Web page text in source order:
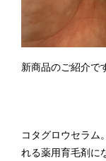
新商品のご紹介で
コタグロウセラム
れる薬用育毛剤に